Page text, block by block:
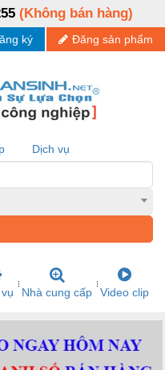
(Không bán hàng)
Đăng sản phẩm
ký
Dịch vụ
Nhà cung cấp Video clip